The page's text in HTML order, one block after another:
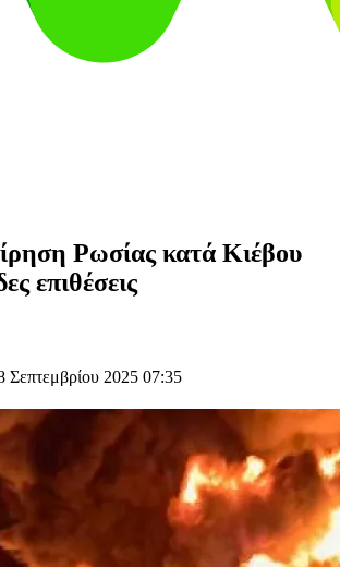
Ρωσίας κατά Κιέβου
επιθέσεις
Σεπτεμβρίου 2025 07:35